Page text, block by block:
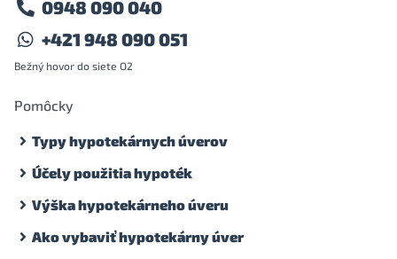
0948 090 040
+421 948 090 051
Bežný hovor do siete O2
Pomôcky
Typy hypotekárnych úverov
Účely použitia hypoték
Výška hypotekárneho úveru
Ako vybaviť hypotekárny úver